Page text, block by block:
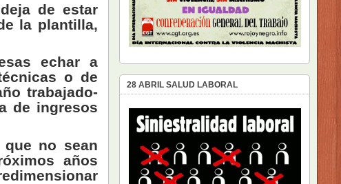
de estar
la plantilla,
echar a
o de
trabajado-
de ingresos
no sean
años
28 ABRIL SALUD LABORAL